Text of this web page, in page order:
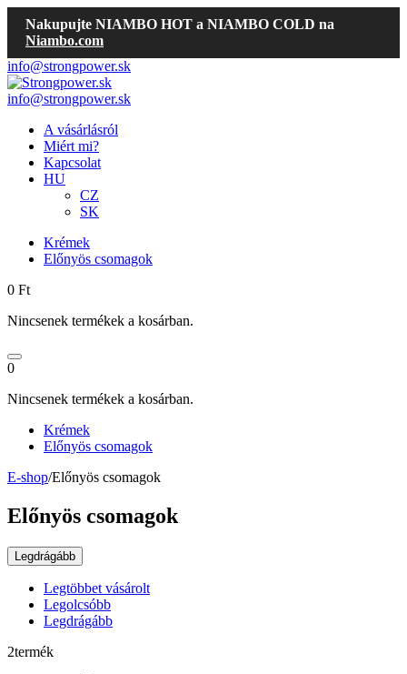
Nakupujte NIAMBO HOT a NIAMBO COLD na
Niambo.com
info@strongpower.sk
info@strongpower.sk
A vásárlásról
Miért mi?
Kapcsolat
HU
CZ
SK
Krémek
Előnyös csomagok
0 Ft
Nincsenek termékek a kosárban.
0
Nincsenek termékek a kosárban.
Krémek
Előnyös csomagok
E-shop/Előnyös csomagok
Előnyös csomagok
Legdrágább
Legtöbbet vásárolt
Legolcsóbb
Legdrágább
2termék